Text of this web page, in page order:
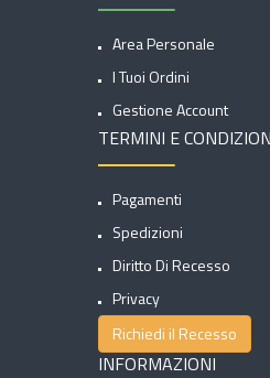
Area Personale
I Tuoi Ordini
Gestione Account
TERMINI E
Pagamenti
Spedizioni
Diritto Di Recesso
Privacy
Richiedi il Recesso
INFORMAZIONI